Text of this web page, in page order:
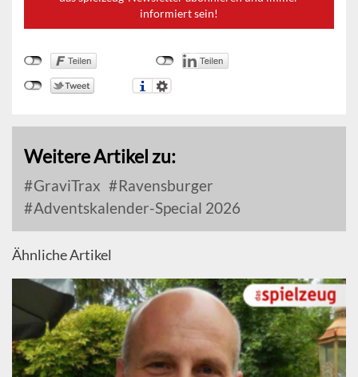
informiert sein!
Weitere Artikel zu:
GraviTrax
Ravensburger
Adventskalender-Special 2026
Ähnliche Artikel